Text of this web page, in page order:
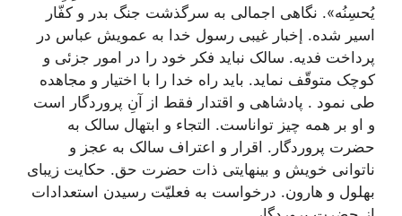
یُحسِنُه». نگاهی اجمالی به سرگذشت جنگ بدر و کفّار
اسیر شده. إخبار غیبی رسول خدا به عمویش عباس در
پرداخت فدیه. سالک نباید فکر خود را در امور جزئی و
کوچک متوقّف نماید. باید راه خدا را با اختیار و مجاهده
طی نمود . پادشاهی و اقتدار فقط از آنِ پروردگار است
و او بر همه چیز تواناست. التجاء و ابتهال سالک به
حضرت پروردگار. اقرار و اعتراف سالک به عجز و
ناتوانی خویش و بی‏نهایتی ذات حضرت حق. حکایت زیبای
بهلول و هارون. درخواست به فعلیّت رسیدن استعدادات